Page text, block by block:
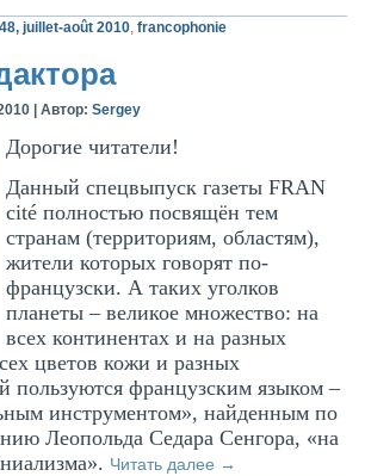
juillet-août 2010,francophonie
|Автор: Sergey
Дорогие читатели!
Данный спецвыпуск газеты FRAN
cité полностью посвящён тем
странам (территориям, областям),
жители которых говорят по-
французски. А таких уголков
планеты – великое множество: на
всех континентах и на разных
цветов кожи и разных
пользуются французским языком –
инструментом», найденным по
Леопольда Седара Сенгора, «на
Читать далее →